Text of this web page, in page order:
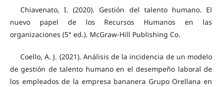
Chiavenato, I. (2020). Gestión del talento humano. El
nuevo papel de los Recursos Humanos en las
organizaciones (5° ed.). McGraw-Hill Publishing Co.
Coello, A. J. (2021). Análisis de la incidencia de un modelo
de gestión de talento humano en el desempeño laboral de
los empleados de la empresa bananera Grupo Orellana en